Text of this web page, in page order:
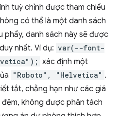
tuỳ chỉnh được tham chiếu
có thể là một danh sách
danh sách này sẽ được
nhất. Ví dụ: var(--font-
xác định một
"Roboto", "Helvetica" .
tắt, chẳng hạn như các giá
không được phân tách